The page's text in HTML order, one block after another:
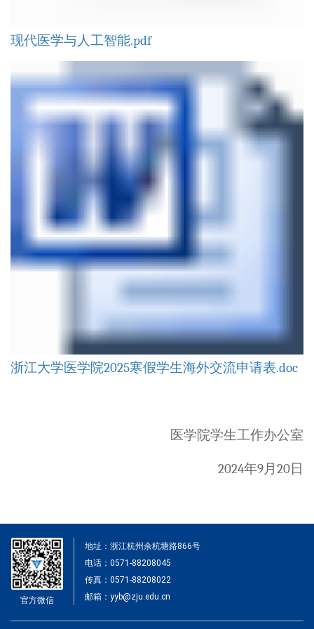
现代医学与人工智能.pdf
浙江大学医学院2025寒假学生海外交流申请表.doc
医学院学生工作办公室
2024年9月20日
官方微信
地址：浙江杭州余杭塘路866号
电话：0571-88208045
传真：0571-88208022
邮箱：yyb@zju.edu.cn